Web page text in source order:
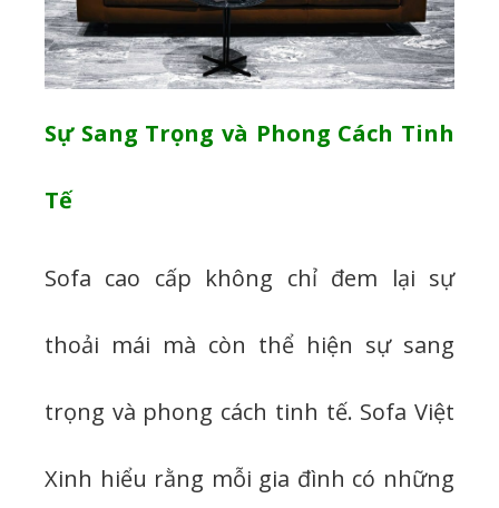
Sự Sang Trọng và Phong Cách Tinh
Tế
Sofa cao cấp không chỉ đem lại sự
thoải mái mà còn thể hiện sự sang
trọng và phong cách tinh tế. Sofa Việt
Xinh hiểu rằng mỗi gia đình có những